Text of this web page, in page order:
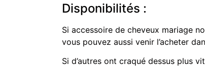
Disponibilités :
Si accessoire de cheveux mariage
vous pouvez aussi venir l’acheter
Si d’autres ont craqué dessus plus